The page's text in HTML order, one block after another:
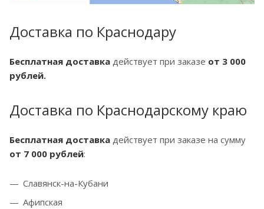
Доставка по Краснодару
Бесплатная доставка действует при заказе от 3 000
рублей.
Доставка по Краснодарскому краю
Бесплатная доставка действует при заказе на сумму
от 7 000 рублей:
Славянск-на-Кубани
Афипская